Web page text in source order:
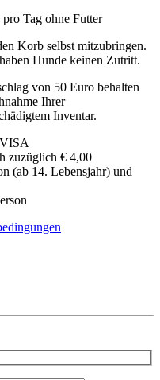
Tag ohne Futter
Korb selbst mitzubringen.
Hunde keinen Zutritt.
von 50 Euro behalten
Ihrer
Inventar.
zuzüglich € 4,00
(ab 14. Lebensjahr) und